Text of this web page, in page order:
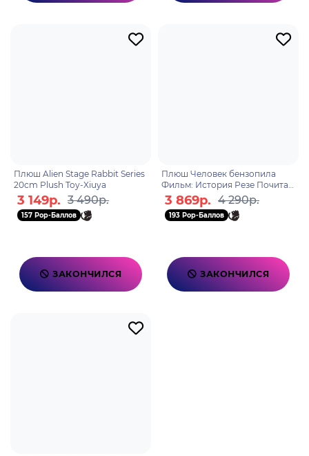
Плюш Alien Stage Rabbit Series
20cm Plush Toy-Xiuya
3 149р. 3 490р.
157 Pop-Баллов
ЗАКОНЧИЛСЯ
Плюш Человек бензопила
Фильм: История Резе Почита
32см. BP29628
3 869р. 4 290р.
193 Pop-Баллов
ЗАКОНЧИЛСЯ